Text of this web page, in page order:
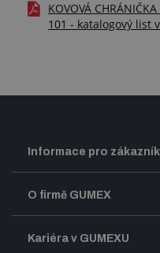
KOVOVÁ
101 - katalogový list
Informace pro
Doprava a zasílání zboží
Obchodní podmínky
O firmě GUMEX
Představení firmy GUMEX
Kariéra v GUMEXU